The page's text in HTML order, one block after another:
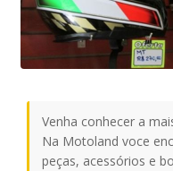
Venha conhecer a
Na Motoland voce
peças, acessórios e